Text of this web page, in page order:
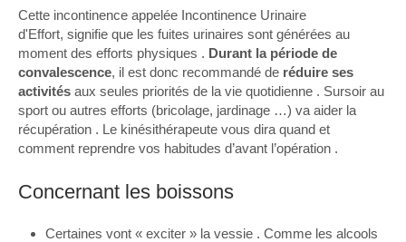
Cette incontinence appelée Incontinence Urinaire
d'Effort, signifie que les fuites urinaires sont générées au
moment des efforts physiques . Durant la période de
convalescence, il est donc recommandé de réduire ses
activités aux seules priorités de la vie quotidienne . Sursoir au
sport ou autres efforts (bricolage, jardinage …) va aider la
récupération . Le kinésithérapeute vous dira quand et
comment reprendre vos habitudes d’avant l’opération .
Concernant les boissons
Certaines vont « exciter » la vessie . Comme les alcools